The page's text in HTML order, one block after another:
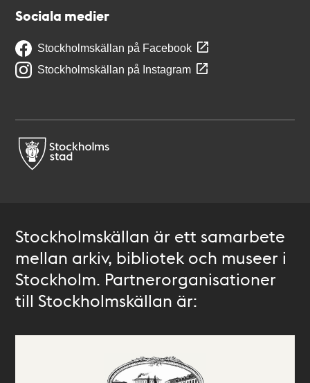
Sociala medier
Stockholmskällan på Facebook
Stockholmskällan på Instagram
Stockholmskällan är ett samarbete
mellan arkiv, bibliotek och museer i
Stockholm. Partnerorganisationer
till Stockholmskällan är: